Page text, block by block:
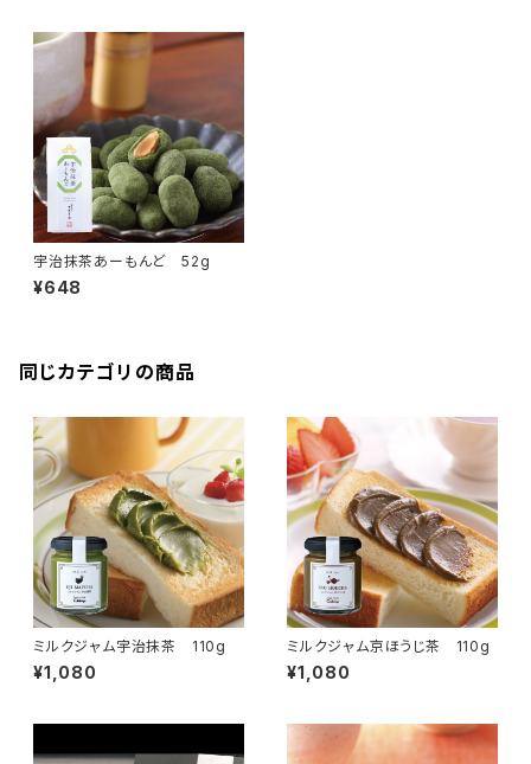
宇治抹茶あーもんど 52g
¥648
同じカテゴリの商品
ミルクジャム宇治抹茶 110g
¥1,080
ミルクジャム京ほうじ茶 110g
¥1,080